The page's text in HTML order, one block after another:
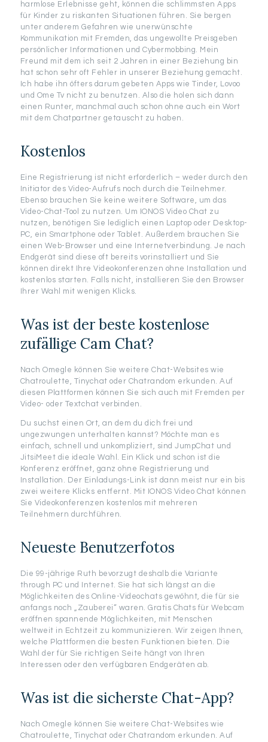
harmlose Erlebnisse geht, können die schlimmsten Apps
für Kinder zu riskanten Situationen führen. Sie bergen
unter anderem Gefahren wie unerwünschte
Kommunikation mit Fremden, das ungewollte Preisgeben
persönlicher Informationen und Cybermobbing. Mein
Freund mit dem ich seit 2 Jahren in einer Beziehung bin
hat schon sehr oft Fehler in unserer Beziehung gemacht.
Ich habe ihn öfters darum gebeten Apps wie Tinder, Lovoo
und Ome Tv nicht zu benutzen. Also die holen sich dann
einen Runter, manchmal auch schon ohne auch ein Wort
mit dem Chatpartner getauscht zu haben.
Kostenlos
Eine Registrierung ist nicht erforderlich – weder durch den
Initiator des Video-Aufrufs noch durch die Teilnehmer.
Ebenso brauchen Sie keine weitere Software, um das
Video-Chat-Tool zu nutzen. Um IONOS Video Chat zu
nutzen, benötigen Sie lediglich einen Laptop oder Desktop-
PC, ein Smartphone oder Tablet. Außerdem brauchen Sie
einen Web-Browser und eine Internetverbindung. Je nach
Endgerät sind diese oft bereits vorinstalliert und Sie
können direkt Ihre Videokonferenzen ohne Installation und
kostenlos starten. Falls nicht, installieren Sie den Browser
Ihrer Wahl mit wenigen Klicks.
Was ist der beste kostenlose
zufällige Cam Chat?
Nach Omegle können Sie weitere Chat-Websites wie
Chatroulette, Tinychat oder Chatrandom erkunden. Auf
diesen Plattformen können Sie sich auch mit Fremden per
Video- oder Textchat verbinden.
Du suchst einen Ort, an dem du dich frei und
ungezwungen unterhalten kannst? Möchte man es
einfach, schnell und unkompliziert, sind JumpChat und
JitsiMeet die ideale Wahl. Ein Klick und schon ist die
Konferenz eröffnet, ganz ohne Registrierung und
Installation. Der Einladungs-Link ist dann meist nur ein bis
zwei weitere Klicks entfernt. Mit IONOS Video Chat können
Sie Videokonferenzen kostenlos mit mehreren
Teilnehmern durchführen.
Neueste Benutzerfotos
Die 99-jährige Ruth bevor­zugt deshalb die Variante
through PC und Internet. Sie hat sich längst an die
Möglich­keiten des Online-Video­chats gewöhnt, die für sie
anfangs noch „Zauberei“ waren. Gratis Chats für Webcam
eröffnen spannende Möglichkeiten, mit Menschen
weltweit in Echtzeit zu kommunizieren. Wir zeigen Ihnen,
welche Plattformen die besten Funktionen bieten. Die
Wahl der für Sie richtigen Seite hängt von Ihren
Interessen oder den verfügbaren Endgeräten ab.
Was ist die sicherste Chat-App?
Nach Omegle können Sie weitere Chat-Websites wie
Chatroulette, Tinychat oder Chatrandom erkunden. Auf